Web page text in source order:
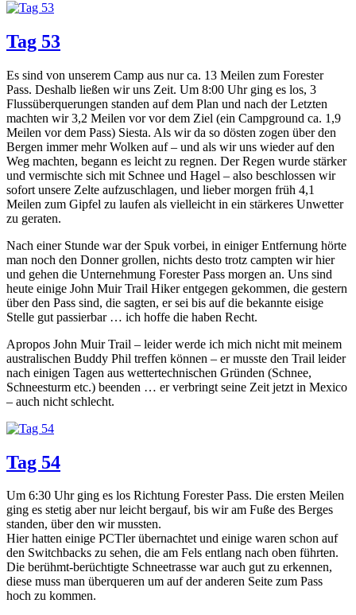
Tag 53
Es sind von unserem Camp aus nur ca. 13 Meilen zum Forester
Pass. Deshalb ließen wir uns Zeit. Um 8:00 Uhr ging es los, 3
Flussüberquerungen standen auf dem Plan und nach der Letzten
machten wir 3,2 Meilen vor vor dem Ziel (ein Campground ca. 1,9
Meilen vor dem Pass) Siesta. Als wir da so dösten zogen über den
Bergen immer mehr Wolken auf – und als wir uns wieder auf den
Weg machten, begann es leicht zu regnen. Der Regen wurde stärker
und vermischte sich mit Schnee und Hagel – also beschlossen wir
sofort unsere Zelte aufzuschlagen, und lieber morgen früh 4,1
Meilen zum Gipfel zu laufen als vielleicht in ein stärkeres Unwetter
zu geraten.
Nach einer Stunde war der Spuk vorbei, in einiger Entfernung hörte
man noch den Donner grollen, nichts desto trotz campten wir hier
und gehen die Unternehmung Forester Pass morgen an. Uns sind
heute einige John Muir Trail Hiker entgegen gekommen, die gestern
über den Pass sind, die sagten, er sei bis auf die bekannte eisige
Stelle gut passierbar … ich hoffe die haben Recht.
Apropos John Muir Trail – leider werde ich mich nicht mit meinem
australischen Buddy Phil treffen können – er musste den Trail leider
nach einigen Tagen aus wettertechnischen Gründen (Schnee,
Schneesturm etc.) beenden … er verbringt seine Zeit jetzt in Mexico
– auch nicht schlecht.
Tag 54
Um 6:30 Uhr ging es los Richtung Forester Pass. Die ersten Meilen
ging es stetig aber nur leicht bergauf, bis wir am Fuße des Berges
standen, über den wir mussten.
Hier hatten einige PCTler übernachtet und einige waren schon auf
den Switchbacks zu sehen, die am Fels entlang nach oben führten.
Die berühmt-berüchtigte Schneetrasse war auch gut zu erkennen,
diese muss man überqueren um auf der anderen Seite zum Pass
hoch zu kommen.